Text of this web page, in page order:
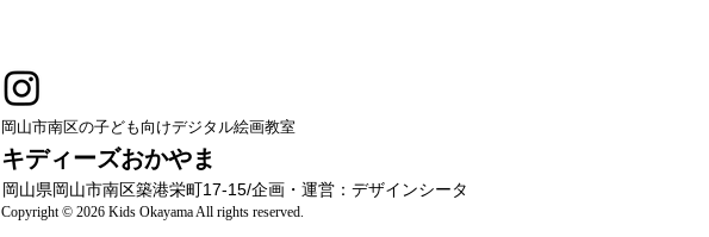
岡山県岡山市南区築港栄町17-15/企画・運営：デザインシータ
Copyright © 2026 Kids Okayama All rights reserved.
キディーズおかやま
岡山市南区の子ども向けデジタル絵画教室